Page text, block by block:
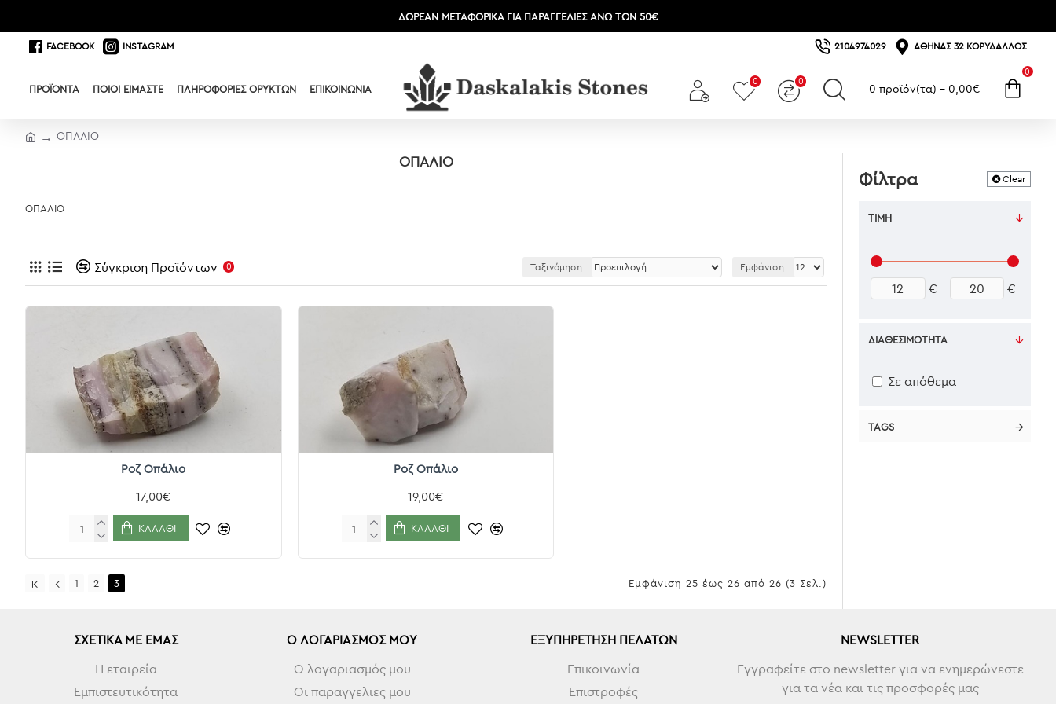
ΔΩΡΕΆΝ ΜΕΤΑΦΟΡΙΚΆ ΓΙΑ ΠΑΡΑΓΓΕΛΊΕΣ ΆΝΩ ΤΩΝ 50€
FACEBOOK INSTAGRAM 2104974029 ΑΘΗΝΆΣ 32 ΚΟΡΥΔΑΛΛΌΣ
ΠΡΟΪΌΝΤΑ ΠΟΙΟΊ ΕΊΜΑΣΤΕ ΠΛΗΡΟΦΟΡΊΕΣ ΟΡΥΚΤΏΝ ΕΠΙΚΟΙΝΩΝΊΑ
0 0
0 προϊόν(τα) - 0,00€
0
ΟΠΑΛΙΟ
ΟΠΑΛΙΟ
ΟΠΑΛΙΟ
Σύγκριση Προϊόντων 0 Ταξινόμηση: Εμφάνιση:
Ροζ Οπάλιο
17,00€
ΚΑΛΆΘΙ
Ροζ Οπάλιο
19,00€
ΚΑΛΆΘΙ
1 2 3 Εμφάνιση 25 έως 26 από 26 (3 Σελ.)
Φίλτρα Clear
ΤΙΜΉ
€ €
TAGS
ΔΙΑΘΕΣΙΜΌΤΗΤΑ
Σε απόθεμα
ΣΧΕΤΙΚΆ ΜΕ ΕΜΆΣ
Η εταιρεία
Εμπιστευτικότητα
Ο ΛΟΓΑΡΙΑΣΜΌΣ ΜΟΥ
Ο λογαριασμός μου
Οι παραγγελιες μου
ΕΞΥΠΗΡΈΤΗΣΗ ΠΕΛΑΤΏΝ
Επικοινωνία
Επιστροφές
NEWSLETTER
Εγγραφείτε στο newsletter για να ενημερώνεστε
για τα νέα και τις προσφορές μας